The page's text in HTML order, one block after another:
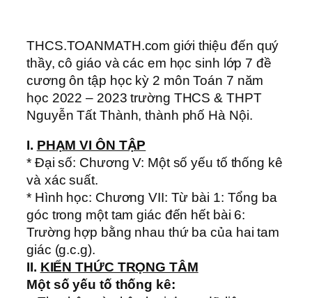
THCS.TOANMATH.com giới thiệu đến quý
thầy, cô giáo và các em học sinh lớp 7 đề
cương ôn tập học kỳ 2 môn Toán 7 năm
học 2022 – 2023 trường THCS & THPT
Nguyễn Tất Thành, thành phố Hà Nội.
I. PHẠM VI ÔN TẬP
* Đại số: Chương V: Một số yếu tố thống kê
và xác suất.
* Hình học: Chương VII: Từ bài 1: Tổng ba
góc trong một tam giác đến hết bài 6:
Trường hợp bằng nhau thứ ba của hai tam
giác (g.c.g).
II. KIẾN THỨC TRỌNG TÂM
Một số yếu tố thống kê: